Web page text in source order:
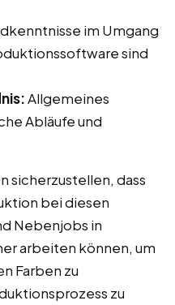
im Umgang
sind
Allgemeines
Abläufe und
sicherzustellen, dass
bei diesen
Nebenjobs in
arbeiten können, um
Farben zu
zu